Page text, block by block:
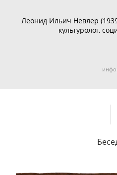
Леонид Ильич Невлер
культуролог,